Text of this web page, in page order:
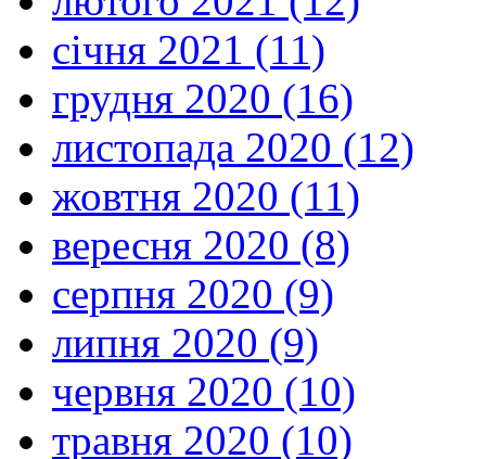
січня 2021 (11)
грудня 2020 (16)
листопада 2020 (12)
жовтня 2020 (11)
вересня 2020 (8)
серпня 2020 (9)
липня 2020 (9)
червня 2020 (10)
травня 2020 (10)